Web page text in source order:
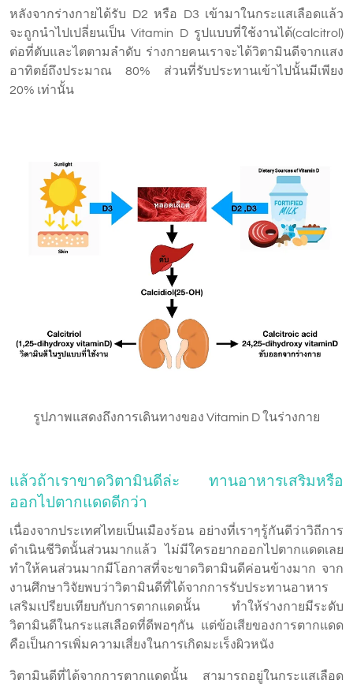
หลังจากร่างกายได้รับ D2 หรือ D3 เข้ามาในกระแสเลือดแล้ว
จะถูกนำไปเปลี่ยนเป็น Vitamin D รูปแบบที่ใช้งานได้(calcitrol)
ต่อที่ตับและไตตามลำดับ ร่างกายคนเราจะได้วิตามินดีจากแสง
อาทิตย์ถึงประมาณ 80% ส่วนที่รับประทานเข้าไปนั้นมีเพียง
20% เท่านั้น
รูปภาพแสดงถึงการเดินทางของ Vitamin D ในร่างกาย
แล้วถ้าเราขาดวิตามินดีล่ะ ทานอาหารเสริมหรือ
ออกไปตากแดดดีกว่า
เนื่องจากประเทศไทยเป็นเมืองร้อน อย่างที่เราๆรู้กันดีว่าวิถีการ
ดำเนินชีวิตนั้นส่วนมากแล้ว ไม่มีใครอยากออกไปตากแดดเลย
ทำให้คนส่วนมากมีโอกาสที่จะขาดวิตามินดีค่อนข้างมาก จาก
งานศึกษาวิจัยพบว่าวิตามินดีที่ได้จากการรับประทานอาหาร
เสริมเปรียบเทียบกับการตากแดดนั้น ทำให้ร่างกายมีระดับ
วิตามินดีในกระแสเลือดที่ดีพอๆกัน แต่ข้อเสียของการตากแดด
คือเป็นการเพิ่มความเสี่ยงในการเกิดมะเร็งผิวหนัง
วิตามินดีที่ได้จากการตากแดดนั้น สามารถอยู่ในกระแสเลือด